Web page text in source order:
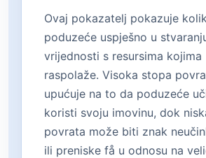
Ovaj pokazatelj pokazuje
poduzeće uspješno u
vrijednosti s resursima kojima
raspolaže. Visoka stopa
upućuje na to da poduzeće
koristi svoju imovinu, dok
povrata može biti znak
ili preniske få u odnosu na